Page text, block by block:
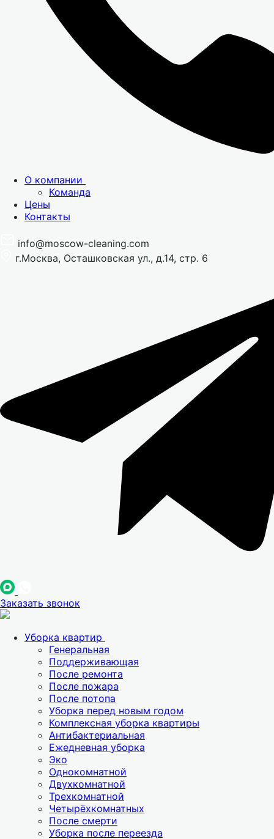
О компании
Команда
Цены
Контакты
info@moscow-cleaning.com
г.Москва, Осташковская ул., д.14, стр. 6
Заказать звонок
Уборка квартир
Генеральная
Поддерживающая
После ремонта
После пожара
После потопа
Уборка перед новым годом
Комплексная уборка квартиры
Антибактериальная
Ежедневная уборка
Эко
Однокомнатной
Двухкомнатной
Трехкомнатной
Четырёхкомнатных
После смерти
Уборка после переезда